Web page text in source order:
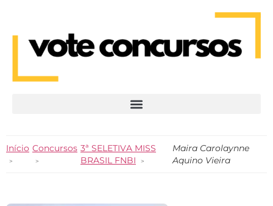
Início Concursos 3ª SELETIVA MISS
BRASIL FNBI
Maira Carolaynne
Aquino Vieira